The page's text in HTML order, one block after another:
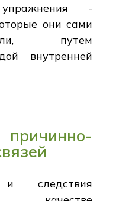
-
они сами
путем
внутренней
следствия